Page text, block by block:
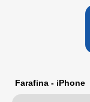
Farafina - iPhone